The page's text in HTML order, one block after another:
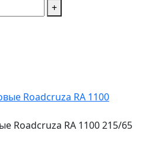
+
Roadcruza RA 1100 215/65